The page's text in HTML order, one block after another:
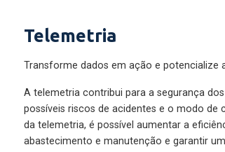
Telemetria
Transforme dados em ação e potencialize
A telemetria contribui para a segurança
possíveis riscos de acidentes e o modo
da telemetria, é possível aumentar a
abastecimento e manutenção e garantir